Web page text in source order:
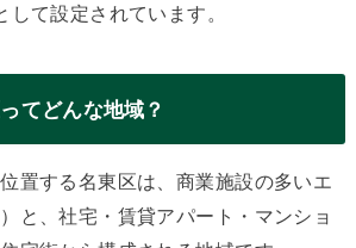
て設定されています。
てどんな地域？
置する名東区は、商業施設の多いエ
と、社宅・賃貸アパート・マンショ